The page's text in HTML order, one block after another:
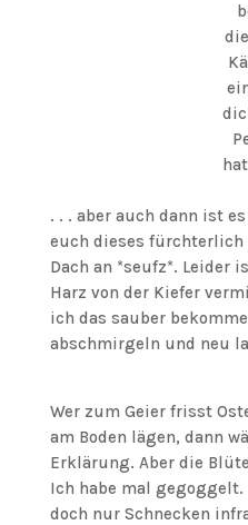
. . . aber auch dann ist
euch dieses fürchterlich
Dach an *seufz*. Leider
Harz von der Kiefer
ich das sauber
abschmirgeln und neu
Wer zum Geier frisst
am Boden lägen, dann
Erklärung. Aber die
Ich habe mal
doch nur Schnecken